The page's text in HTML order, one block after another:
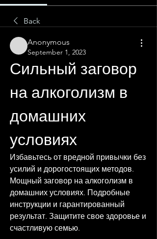
Back
Anonymous
September 1, 2023
Сильный заговор
на алкоголизм в
домашних
условиях
Избавьтесь от вредной привычки без
усилий и дорогостоящих методов.
Мощный заговор на алкоголизм в
домашних условиях. Подробные
инструкции и гарантированный
результат. Защитите свое здоровье и
счастливую семью.